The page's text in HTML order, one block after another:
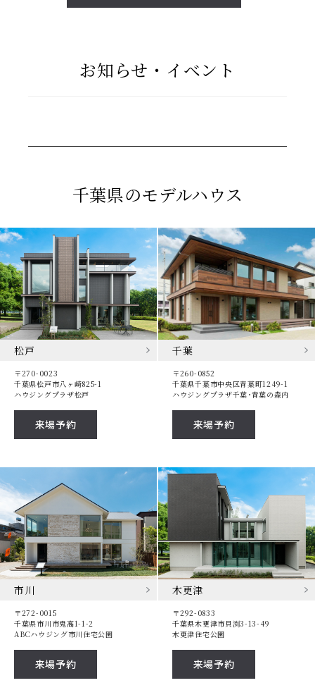
お知らせ・イベント
千葉県のモデルハウス
松戸
〒270-0023
千葉県松戸市八ヶ崎825-1
ハウジングプラザ松戸
来場予約
千葉
〒260-0852
千葉県千葉市中央区青葉町1249-1
ハウジングプラザ千葉･青葉の森内
来場予約
市川
〒272-0015
千葉県市川市鬼高1-1-2
ABCハウジング市川住宅公園
来場予約
木更津
〒292-0833
千葉県木更津市貝渕3-13-49
木更津住宅公園
来場予約